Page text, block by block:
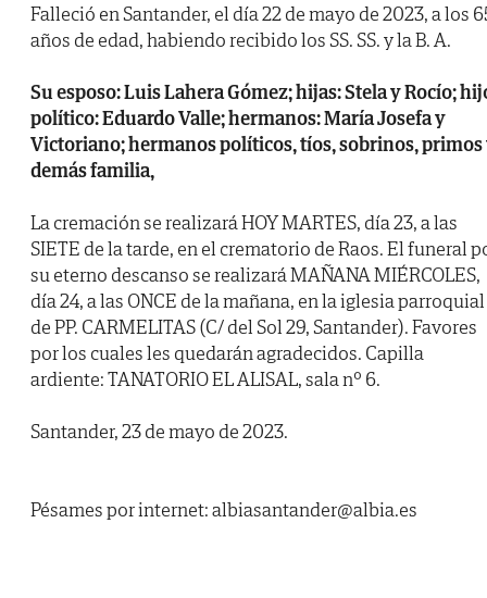
Falleció en Santander, el día 22 de mayo de 2023, a los
años de edad, habiendo recibido los SS. SS. y la B. A.
Su esposo: Luis Lahera Gómez; hijas: Stela y Rocío;
político: Eduardo Valle; hermanos: María Josefa y
Victoriano; hermanos políticos, tíos, sobrinos, primos
demás familia,
La cremación se realizará HOY MARTES, día 23, a las
SIETE de la tarde, en el crematorio de Raos. El funeral
su eterno descanso se realizará MAÑANA MIÉRCOLES,
día 24, a las ONCE de la mañana, en la iglesia parroquial
de PP. CARMELITAS (C/ del Sol 29, Santander). Favores
por los cuales les quedarán agradecidos. Capilla
ardiente: TANATORIO EL ALISAL, sala nº 6.
Santander, 23 de mayo de 2023.
Pésames por internet: albiasantander@albia.es